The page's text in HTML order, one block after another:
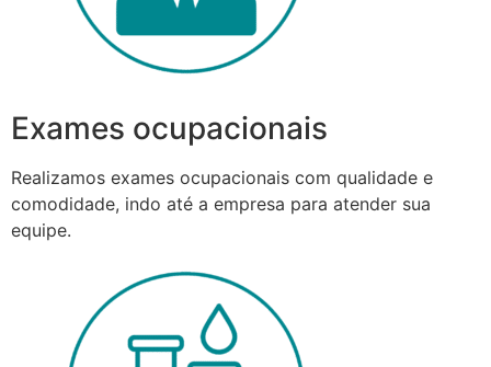
Exames ocupacionais
Realizamos exames ocupacionais com qualidade e
comodidade, indo até a empresa para atender sua
equipe.